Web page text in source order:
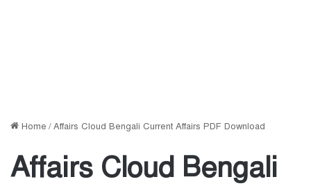
Home /Affairs Cloud Bengali Current Affairs PDF Download
Affairs Cloud Bengali